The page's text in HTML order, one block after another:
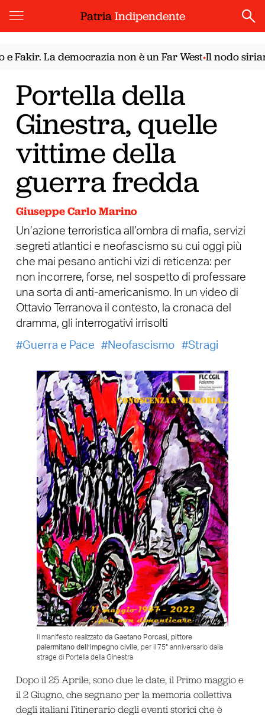
PatriaIndipendente
La democrazia non è un Far West•Il nodo siriano. Il
Portella della
Ginestra, quelle
vittime della
guerra fredda
Giuseppe Carlo Marino
Un’azione terroristica all’ombra di mafia, servizi
segreti atlantici e neofascismo su cui oggi più
che mai pesano antichi vizi di reticenza: per
non incorrere, forse, nel sospetto di professare
una sorta di anti-americanismo. In un video di
Ottavio Terranova il contesto, la cronaca del
dramma, gli interrogativi irrisolti
Guerra e Pace
Neofascismo Stragi
Il manifesto realizzato da Gaetano Porcasi, pittore
palermitano dell’impegno civile, per il 75° anniversario dalla
strage di Portella della Ginestra
Dopo il 25 Aprile, sono due le date, il Primo maggio e
il 2 Giugno, che segnano per la memoria collettiva
degli italiani l’itinerario degli eventi storici che è